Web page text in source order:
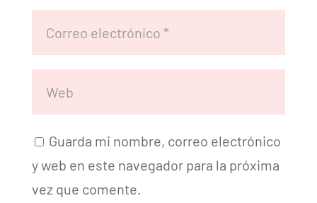
Guarda mi nombre, correo electrónico
y web en este navegador para la próxima
vez que comente.